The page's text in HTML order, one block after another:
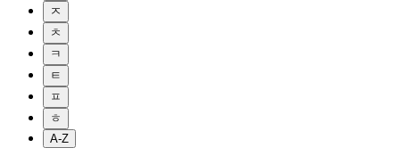
ㅈ
ㅊ
ㅋ
ㅌ
ㅍ
ㅎ
A-Z